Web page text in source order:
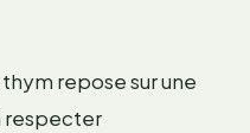
repose sur une
respecter